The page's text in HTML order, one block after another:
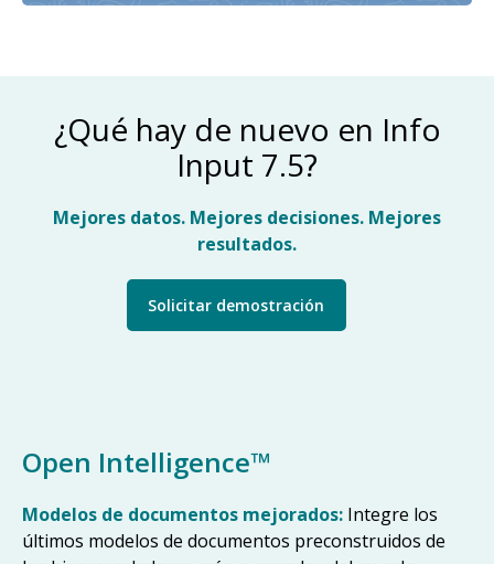
¿Qué hay de nuevo en Info
Input 7.5?
Mejores datos. Mejores decisiones. Mejores
resultados.
Solicitar demostración
Open Intelligence™
Modelos de documentos mejorados: Integre los
últimos modelos de documentos preconstruidos de